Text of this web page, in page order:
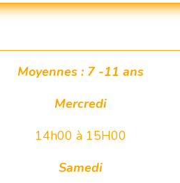
Moyennes : 7 -11 ans
Mercredi
14h00 à 15H00
Samedi